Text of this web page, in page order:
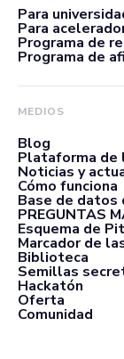
Para
Para
Programa de
Programa de
MEDIOS
Blog
Plataforma de
Noticias y
Cómo funciona
Base de datos
PREGUNTAS
Esquema de
Marcador de
Biblioteca
Semillas
Hackatón
Oferta
Comunidad